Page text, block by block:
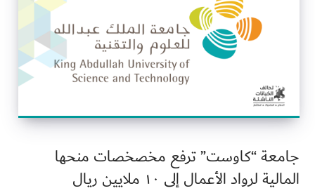
جامعة “كاوست” ترفع مخصخصات منحها
المالية لرواد الأعمال إلى ١٠ ملايين ريال